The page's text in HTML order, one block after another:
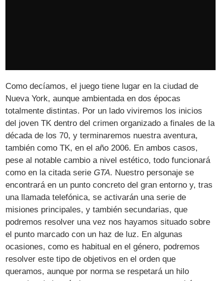
Como decíamos, el juego tiene lugar en la ciudad de
Nueva York, aunque ambientada en dos épocas
totalmente distintas. Por un lado viviremos los inicios
del joven TK dentro del crimen organizado a finales de la
década de los 70, y terminaremos nuestra aventura,
también como TK, en el año 2006. En ambos casos,
pese al notable cambio a nivel estético, todo funcionará
como en la citada serieGTA. Nuestro personaje se
encontrará en un punto concreto del gran entorno y, tras
una llamada telefónica, se activarán una serie de
misiones principales, y también secundarias, que
podremos resolver una vez nos hayamos situado sobre
el punto marcado con un haz de luz. En algunas
ocasiones, como es habitual en el género, podremos
resolver este tipo de objetivos en el orden que
queramos, aunque por norma se respetará un hilo